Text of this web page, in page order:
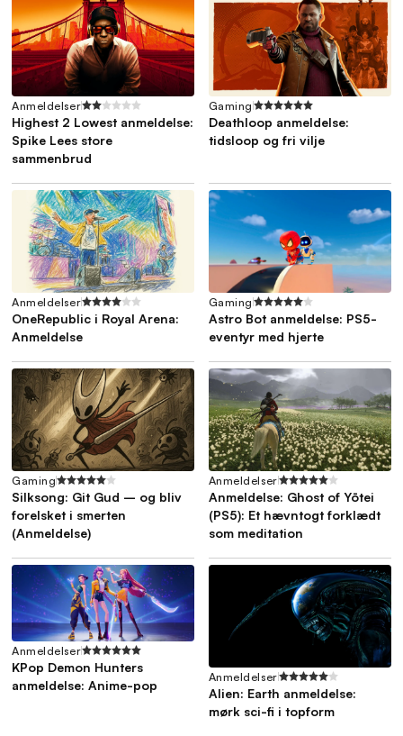
Anmeldelser
Highest 2 Lowest anmeldelse:
Spike Lees store
sammenbrud
Gaming
Deathloop anmeldelse:
tidsloop og fri vilje
Anmeldelser
OneRepublic i Royal Arena:
Anmeldelse
Gaming
Astro Bot anmeldelse: PS5-
eventyr med hjerte
Gaming
Silksong: Git Gud – og bliv
forelsket i smerten
(Anmeldelse)
Anmeldelser
Anmeldelse: Ghost of Yōtei
(PS5): Et hævntogt forklædt
som meditation
Anmeldelser
KPop Demon Hunters
anmeldelse: Anime-pop
Anmeldelser
Alien: Earth anmeldelse:
mørk sci-fi i topform